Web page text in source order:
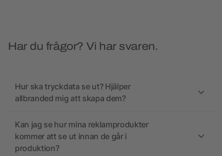
Har du frågor? Vi har svaren.
Hur ska tryckdata se ut? Hjälper
allbranded mig att skapa dem?
Kan jag se hur mina reklamprodukter
kommer att se ut innan de går i
produktion?